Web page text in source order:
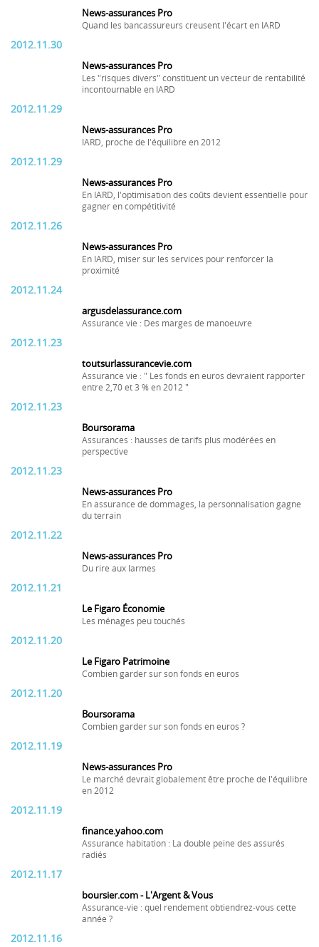
News-assurances Pro
Quand les bancassureurs creusent l'écart en IARD
2012.11.30
News-assurances Pro
Les "risques divers" constituent un vecteur de rentabilité
incontournable en IARD
2012.11.29
News-assurances Pro
IARD, proche de l'équilibre en 2012
2012.11.29
News-assurances Pro
En IARD, l'optimisation des coûts devient essentielle pour
gagner en compétitivité
2012.11.26
News-assurances Pro
En IARD, miser sur les services pour renforcer la
proximité
2012.11.24
argusdelassurance.com
Assurance vie : Des marges de manoeuvre
2012.11.23
toutsurlassurancevie.com
Assurance vie : " Les fonds en euros devraient rapporter
entre 2,70 et 3 % en 2012 "
2012.11.23
Boursorama
Assurances : hausses de tarifs plus modérées en
perspective
2012.11.23
News-assurances Pro
En assurance de dommages, la personnalisation gagne
du terrain
2012.11.22
News-assurances Pro
Du rire aux larmes
2012.11.21
Le Figaro Économie
Les ménages peu touchés
2012.11.20
Le Figaro Patrimoine
Combien garder sur son fonds en euros
2012.11.20
Boursorama
Combien garder sur son fonds en euros ?
2012.11.19
News-assurances Pro
Le marché devrait globalement être proche de l'équilibre
en 2012
2012.11.19
finance.yahoo.com
Assurance habitation : La double peine des assurés
radiés
2012.11.17
boursier.com - L'Argent & Vous
Assurance-vie : quel rendement obtiendrez-vous cette
année ?
2012.11.16